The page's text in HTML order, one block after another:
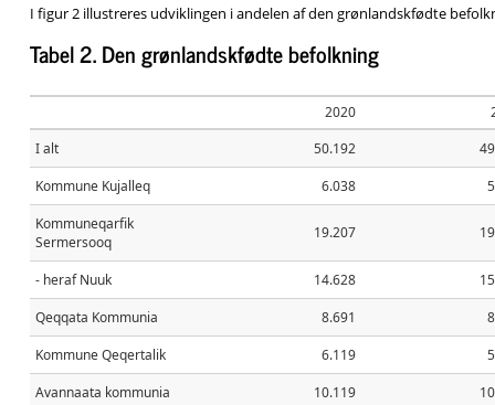
I figur 2 illustreres udviklingen i andelen af den grønlandskfødte
Tabel 2. Den grønlandskfødte befolkning
2020
I alt
50.192
Kommune Kujalleq
6.038
Kommuneqarfik
Sermersooq
19.207
- heraf Nuuk 14.628
Qeqqata Kommunia
8.691
Kommune Qeqertalik
6.119
Avannaata kommunia
10.119